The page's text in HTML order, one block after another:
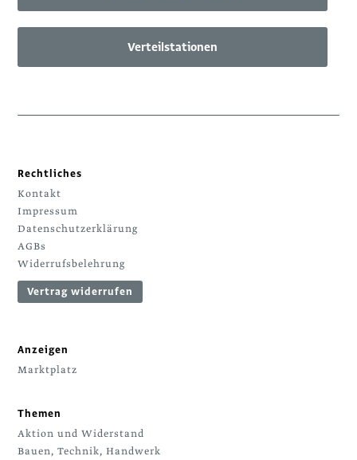
Verteilstationen
Rechtliches
Kontakt
Impressum
Datenschutzerklärung
AGBs
Widerrufsbelehrung
Vertrag widerrufen
Anzeigen
Marktplatz
Themen
Aktion und Widerstand
Bauen, Technik, Handwerk